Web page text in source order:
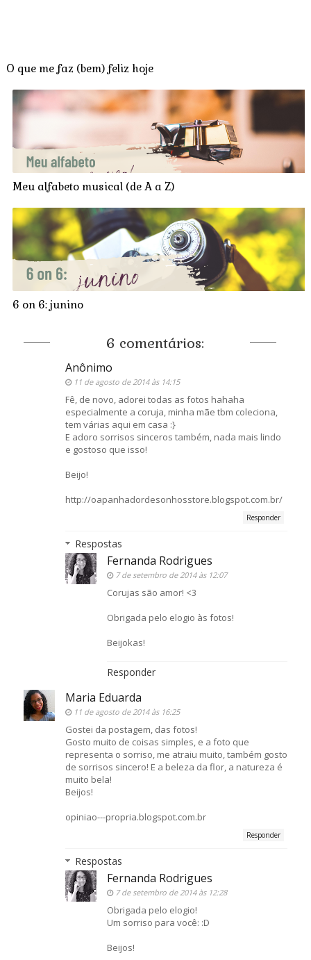
O que me faz (bem) feliz hoje
Meu alfabeto musical (de A a Z)
6 on 6: junino
6 comentários:
Anônimo
11 de agosto de 2014 às 14:15
Fê, de novo, adorei todas as fotos hahaha
especialmente a coruja, minha mãe tbm coleciona,
tem várias aqui em casa :}
E adoro sorrisos sinceros também, nada mais lindo
e gostoso que isso!
Beijo!
http://oapanhadordesonhosstore.blogspot.com.br/
Responder
Respostas
Fernanda Rodrigues
7 de setembro de 2014 às 12:07
Corujas são amor! <3
Obrigada pelo elogio às fotos!
Beijokas!
Responder
Maria Eduarda
11 de agosto de 2014 às 16:25
Gostei da postagem, das fotos!
Gosto muito de coisas simples, e a foto que
representa o sorriso, me atraiu muito, também gosto
de sorrisos sincero! E a beleza da flor, a natureza é
muito bela!
Beijos!
opiniao---propria.blogspot.com.br
Responder
Respostas
Fernanda Rodrigues
7 de setembro de 2014 às 12:28
Obrigada pelo elogio!
Um sorriso para você: :D
Beijos!